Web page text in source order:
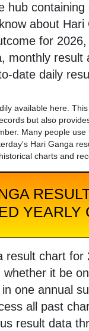
hub
about Hari
for
monthly result
date daily
available here.
but also
Many people
Hari Ganga
charts and
YEARLY
result chart for
it be
one annual
all past
result data